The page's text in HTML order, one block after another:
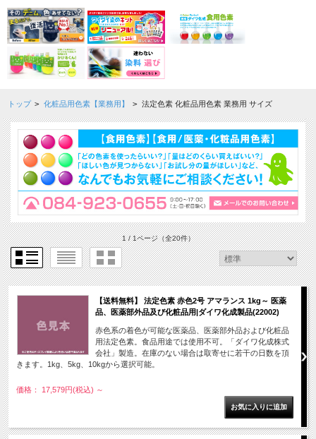
トップ > 化粧品用色素【業務用】 > 法定色素 化粧品用色素 業務用 サイズ
1 / 1ページ（全20件）
【送料無料】 法定色素 赤色2号 アマランス 1kg～ 医薬
品、医薬部外品及び化粧品用|ダイワ化成製品(22002)
赤色系の着色が可能な医薬品、医薬部外品および化粧品
用法定色素。食品用途では使用不可。「ダイワ化成株式
会社」製造。在庫のない場合は取寄せに若干の日数を頂
きます。1kg、5kg、10kgから選択可能。
価格： 17,579円(税込) ～